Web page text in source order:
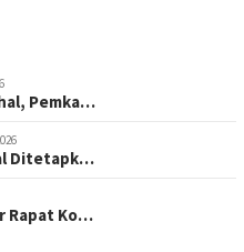
Pemka…
Ditetapk…
Rapat Ko…